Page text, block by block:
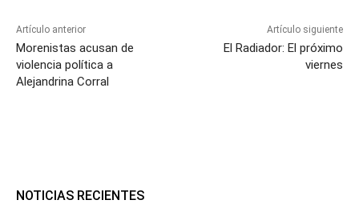
Artículo anterior
Morenistas acusan de
violencia política a
Alejandrina Corral
Artículo siguiente
El Radiador: El próximo
viernes
NOTICIAS RECIENTES